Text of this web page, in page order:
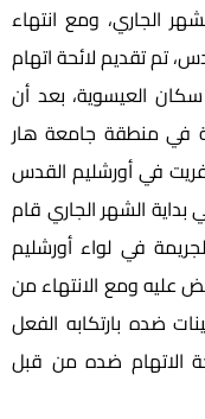
ومع انتهاء
تم تقديم لائحة اتهام
(17) عام من سكان العيسوية، بعد أن
في منطقة جامعة هار
في أورشليم القدس
الشهر الجاري قام
في لواء أورشليم
عليه ومع الانتهاء من
ضده بارتكابه الفعل
ضده من قبل